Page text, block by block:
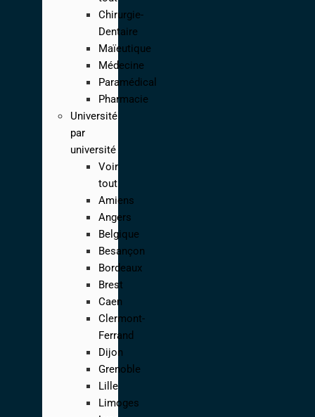
Chirurgie-
Dentaire
Maïeutique
Médecine
Paramédical
Pharmacie
Université
par
université
Voir
tout
Amiens
Angers
Belgique
Besançon
Bordeaux
Brest
Caen
Clermont-
Ferrand
Dijon
Grenoble
Lille
Limoges